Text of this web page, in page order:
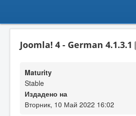
Joomla! 4 - German 4.1.3.1
Maturity
Stable
Издадено на
Вторник, 10 Май 2022 16:02